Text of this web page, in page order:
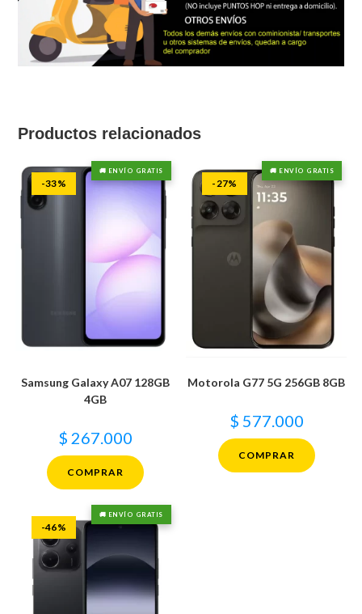
Productos relacionados
🚚 ENVÍO GRATIS
-33%
Samsung Galaxy A07 128GB
4GB
$ 267.000
COMPRAR
🚚 ENVÍO GRATIS
-27%
Motorola G77 5G 256GB 8GB
$ 577.000
COMPRAR
🚚 ENVÍO GRATIS
-46%